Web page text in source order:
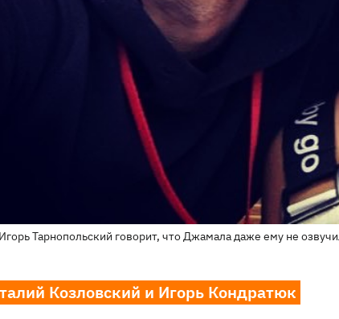
Игорь Тарнопольский говорит, что Джамала даже ему не
Козловский и Игорь Кондратюк